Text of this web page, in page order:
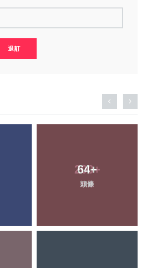
退訂
64+
頭條